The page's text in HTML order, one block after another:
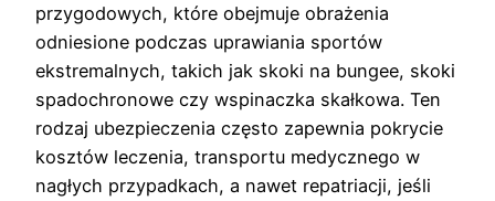
przygodowych, które obejmuje obrażenia
odniesione podczas uprawiania sportów
ekstremalnych, takich jak skoki na bungee, skoki
spadochronowe czy wspinaczka skałkowa. Ten
rodzaj ubezpieczenia często zapewnia pokrycie
kosztów leczenia, transportu medycznego w
nagłych przypadkach, a nawet repatriacji, jeśli